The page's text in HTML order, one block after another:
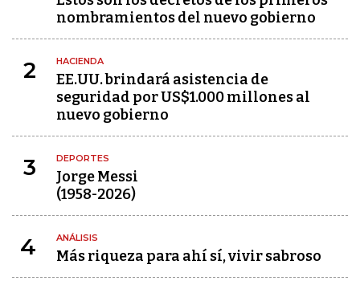
nombramientos del nuevo gobierno
2 HACIENDA
EE.UU. brindará asistencia de
seguridad por US$1.000 millones al
nuevo gobierno
3 DEPORTES
Jorge Messi
(1958-2026)
4 ANÁLISIS
Más riqueza para ahí sí, vivir sabroso